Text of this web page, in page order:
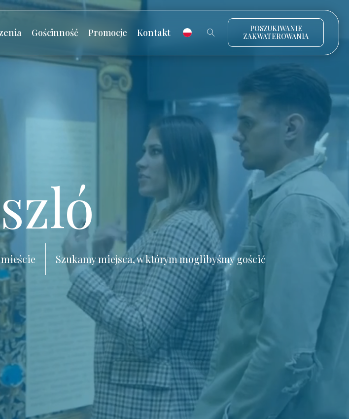
Gościnność Promocje Kontakt
POSZUKIWANIE
ZAKWATEROWANIA
Szukamy miejsca, w którym moglibyśmy gościć